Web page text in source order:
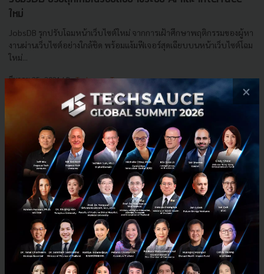
ใหม่
JobsDB รุกปรับโฉมหน้าเว็บไซต์ใหม่ จากการเฝ้าศึกษาพฤติกรรมของผู้หา
งานผ่านเว็บไซต์อย่างใกล้ชิด พร้อมแง้มฟีเจอร์สุดเฉียบบนหน้าเว็บไซต์โฉม
ใหม่...
มีนาคม 25, 2021| ByTechsauce Team
JobsDB Interface
×